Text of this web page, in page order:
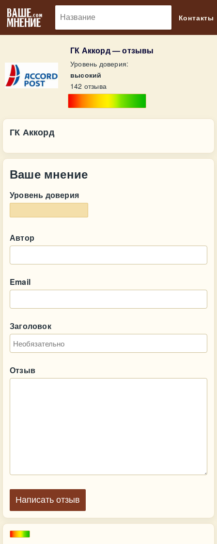
Контакты
ГК Аккорд — отзывы
Уровень доверия:
высокий
142 отзыва
ГК Аккорд
Ваше мнение
Уровень доверия
Автор
Email
Заголовок
Отзыв
Написать отзыв